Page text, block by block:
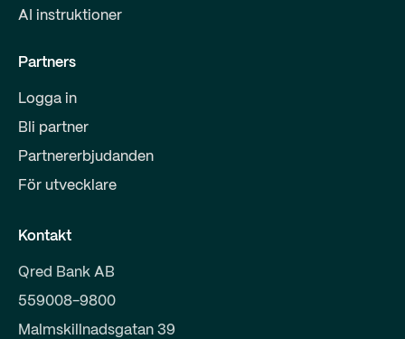
AI instruktioner
Partners
Logga in
Bli partner
Partnererbjudanden
För utvecklare
Kontakt
Qred Bank AB
559008-9800
Malmskillnadsgatan 39